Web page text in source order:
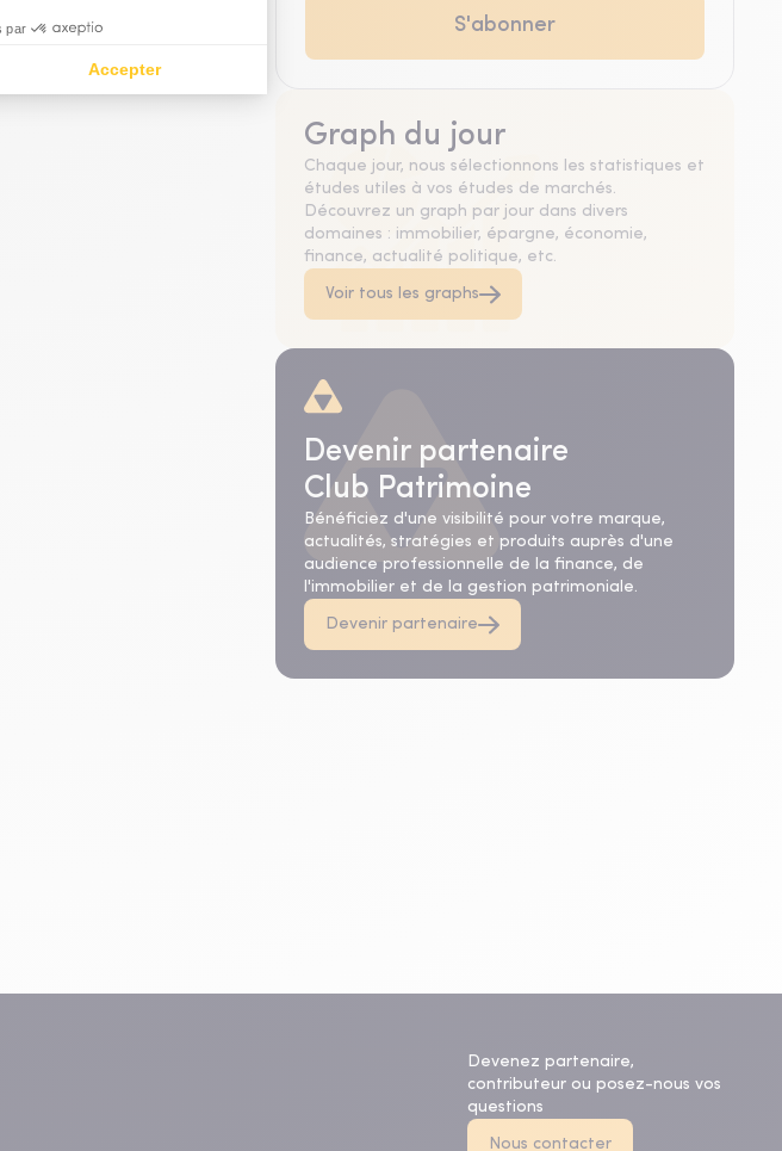
Graph du jour
Chaque jour, nous sélectionnons les statistiques et
études utiles à vos études de marchés.
Découvrez un graph par jour dans divers
domaines : immobilier, épargne, économie,
finance, actualité politique, etc.
Voir tous les graphs
Devenir partenaire
Club Patrimoine
Bénéficiez d'une visibilité pour votre marque,
actualités, stratégies et produits auprès d'une
audience professionnelle de la finance, de
l'immobilier et de la gestion patrimoniale.
Devenir partenaire
Devenez partenaire,
contributeur ou posez-nous vos
questions
Nous contacter